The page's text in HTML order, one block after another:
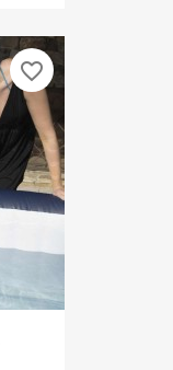
favorite_border